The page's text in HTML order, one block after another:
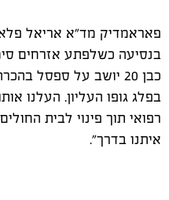
פאראמדיק מד"א אריאל
בנסיעה כשלפתע אזרחים
כבן 20 יושב על ספסל
בפלג גופו העליון. העלנו
רפואי תוך פינוי לבית
איתנו בדרך".